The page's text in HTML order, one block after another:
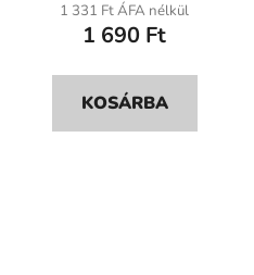
1 331 Ft ÁFA nélkül
1 690 Ft
KOSÁRBA